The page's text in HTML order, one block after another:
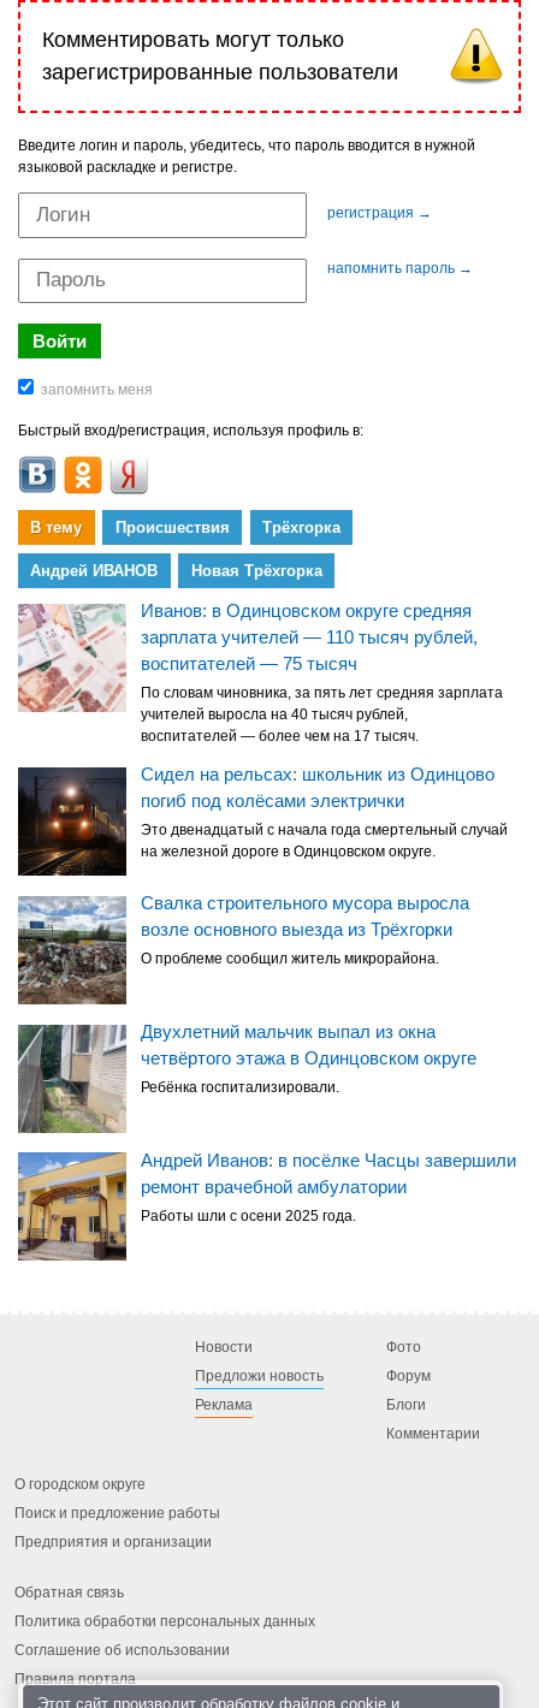
Комментировать могут только
зарегистрированные пользователи
Введите логин и пароль, убедитесь, что пароль вводится в нужной
языковой раскладке и регистре.
регистрация →
напомнить пароль →
Быстрый вход/регистрация, используя профиль в:
В тему Происшествия Трёхгорка
Андрей ИВАНОВ Новая Трёхгорка
Иванов: в Одинцовском округе средняя
зарплата учителей — 110 тысяч рублей,
воспитателей — 75 тысяч
По словам чиновника, за пять лет средняя зарплата
учителей выросла на 40 тысяч рублей,
воспитателей — более чем на 17 тысяч.
Сидел на рельсах: школьник из Одинцово
погиб под колёсами электрички
Это двенадцатый с начала года смертельный случай
на железной дороге в Одинцовском округе.
Свалка строительного мусора выросла
возле основного выезда из Трёхгорки
О проблеме сообщил житель микрорайона.
Двухлетний мальчик выпал из окна
четвёртого этажа в Одинцовском округе
Ребёнка госпитализировали.
Андрей Иванов: в посёлке Часцы завершили
ремонт врачебной амбулатории
Работы шли с осени 2025 года.
Новости
Предложи новость
Реклама
Фото
Форум
Блоги
Комментарии
О городском округе
Поиск и предложение работы
Предприятия и организации
Обратная связь
Политика обработки персональных данных
Соглашение об использовании
Правила портала
Этот сайт производит обработку файлов cookieи